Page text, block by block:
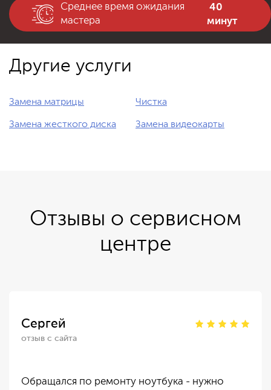
Другие услуги
Замена матрицы Чистка
Замена жесткого диска Замена видеокарты
Среднее время ожидания
мастера
40
минут
Отзывы о сервисном
центре
Сергей
отзыв с сайта
Обращался по ремонту ноутбука - нужно